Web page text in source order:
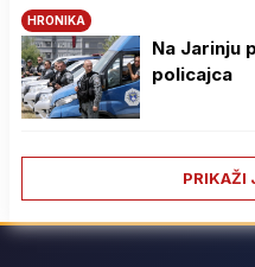
HRONIKA
Na Јarinju
policajca
PRIKAŽI